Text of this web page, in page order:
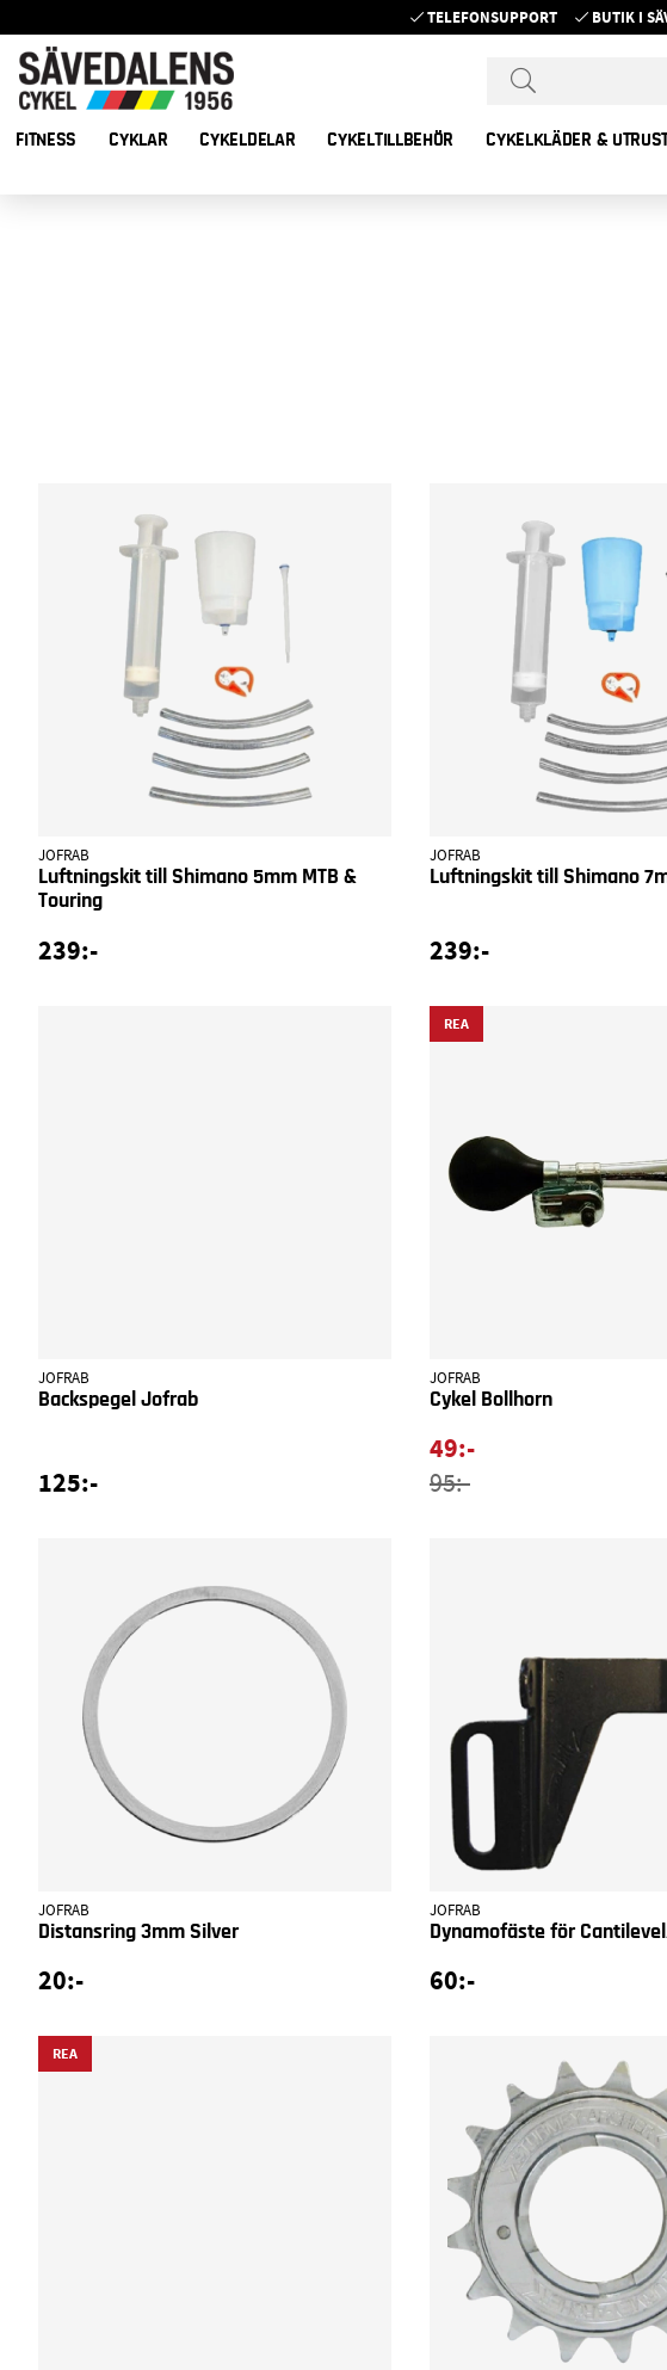
TELEFONSUPPORT BUTIK I
FITNESS CYKLAR CYKELDELAR CYKELTILLBEHÖR CYKELKLÄDER &
JOFRAB
Luftningskit till Shimano 5mm MTB &
Touring
239:-
JOFRAB
Luftningskit till Shimano
239:-
JOFRAB
Backspegel Jofrab
125:-
REA
JOFRAB
Cykel Bollhorn
49:-
95:-
JOFRAB
Distansring 3mm Silver
20:-
JOFRAB
Dynamofäste för
60:-
REA